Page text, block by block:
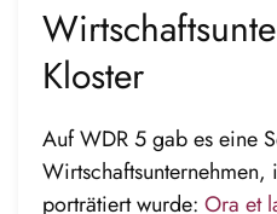
Kloster
Auf WDR 5 gab es eine
porträtiert wurde: Ora et